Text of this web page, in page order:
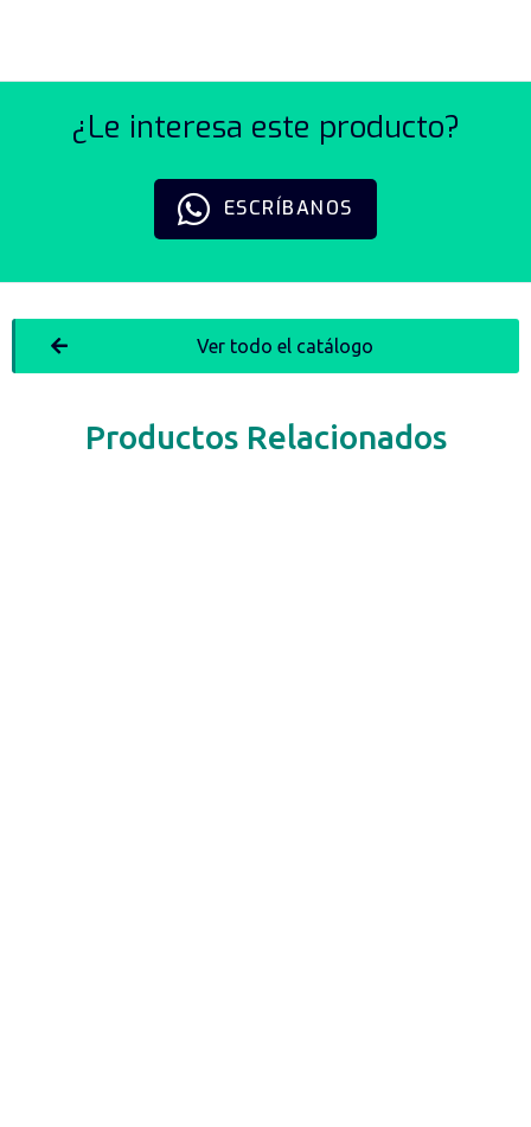
¿Le interesa este producto?
ESCRÍBANOS
Productos Relacionados
Ver todo el catálogo